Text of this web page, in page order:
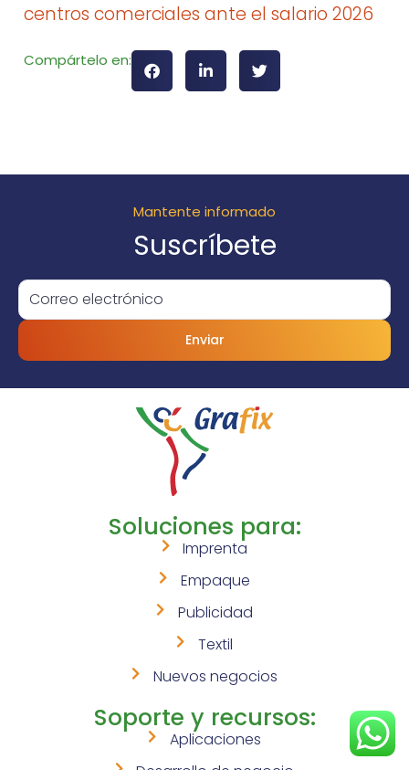
centros comerciales ante el salario 2026
Compártelo en:
Mantente informado
Suscríbete
Enviar
Soluciones para:
Imprenta
Empaque
Publicidad
Textil
Nuevos negocios
Soporte y recursos:
Aplicaciones